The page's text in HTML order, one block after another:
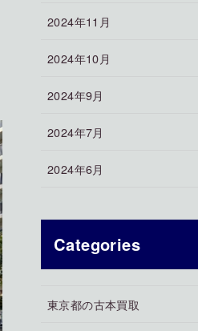
2024年11月
2024年10月
2024年9月
2024年7月
2024年6月
Categories
東京都の古本買取